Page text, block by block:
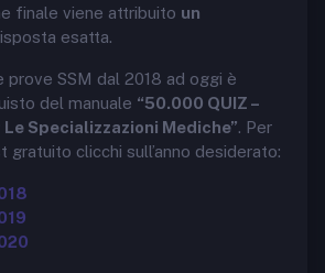
finale viene attribuito un
esatta.
prove SSM dal 2018 ad oggi è
del manuale “50.000 QUIZ –
Specializzazioni Mediche”. Per
gratuito clicchi sull’anno desiderato: